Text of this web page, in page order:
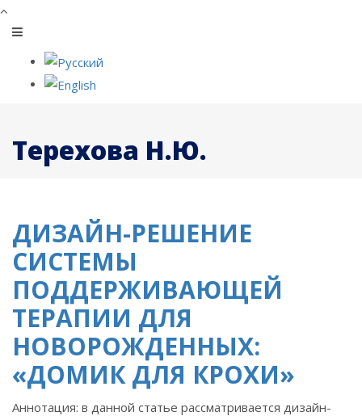
Терехова Н.Ю.
ДИЗАЙН-РЕШЕНИЕ
СИСТЕМЫ
ПОДДЕРЖИВАЮЩЕЙ
ТЕРАПИИ ДЛЯ
НОВОРОЖДЕННЫХ:
«ДОМИК ДЛЯ КРОХИ»
Аннотация: в данной статье рассматривается дизайн-